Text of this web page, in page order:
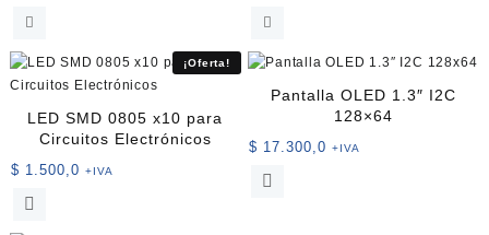
¡Oferta!
LED SMD 0805 x10 para
Circuitos Electrónicos
$ 1.500,0 +IVA
Este
Pantalla OLED 1.3″ I2C
128×64
$ 17.300,0 +IVA
Este